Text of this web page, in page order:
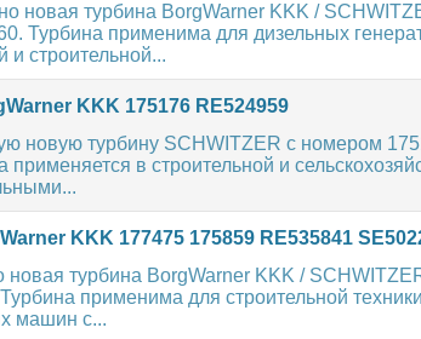
новая турбина BorgWarner KKK /
Турбина применима для дизельных
и строительной...
KKK 175176 RE524959
новую турбину SCHWITZER с номером
применяется в строительной и
KKK 177475 175859 RE535841
новая турбина BorgWarner KKK /
применима для cтроительной
машин с...